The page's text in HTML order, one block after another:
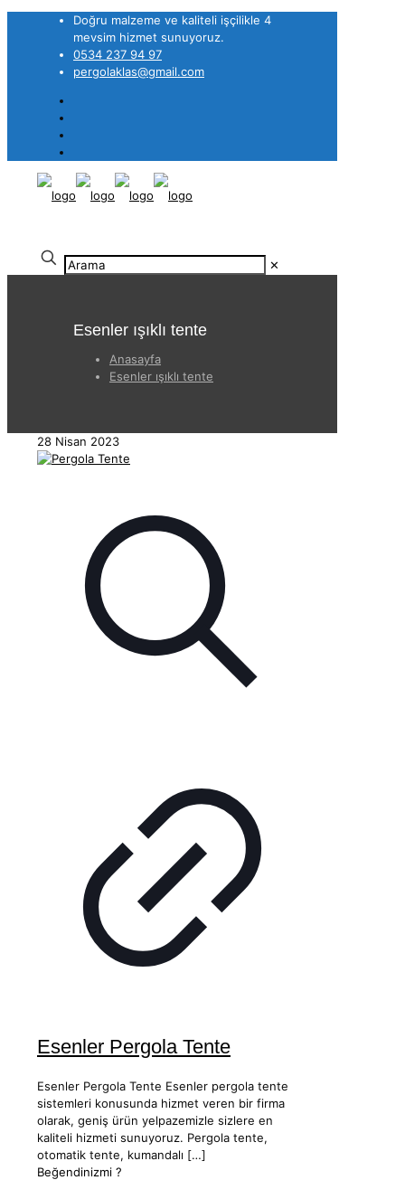
Doğru malzeme ve kaliteli işçilikle 4
mevsim hizmet sunuyoruz.
0534 237 94 97
pergolaklas@gmail.com
✕
Esenler ışıklı tente
Anasayfa
Esenler ışıklı tente
28 Nisan 2023
Esenler Pergola Tente
Esenler Pergola Tente Esenler pergola tente
sistemleri konusunda hizmet veren bir firma
olarak, geniş ürün yelpazemizle sizlere en
kaliteli hizmeti sunuyoruz. Pergola tente,
otomatik tente, kumandalı […]
Beğendinizmi ?